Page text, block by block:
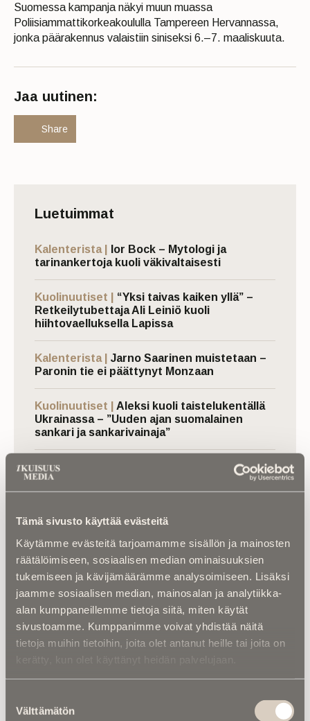
Tämä sivusto käyttää evästeitä
Käytämme evästeitä tarjoamamme sisällön ja mainosten
räätälöimiseen, sosiaalisen median ominaisuuksien
tukemiseen ja kävijämäärämme analysoimiseen. Lisäksi
jaamme sosiaalisen median, mainosalan ja analytiikka-
alan kumppaneillemme tietoja siitä, miten käytät
sivustoamme. Kumppanimme voivat yhdistää näitä
tietoja muihin tietoihin, joita olet antanut heille tai joita on
valinta
Välttämätön
Suomessa kampanja näkyi muun muassa
Poliisiammattikorkeakoululla Tampereen Hervannassa,
jonka päärakennus valaistiin siniseksi 6.–7. maaliskuuta.
Jaa uutinen:
Share
Luetuimmat
Kalenterista |
Ior Bock – Mytologi ja
tarinankertoja kuoli väkivaltaisesti
Kuolinuutiset |
“Yksi taivas kaiken yllä” –
Retkeilytubettaja Ali Leiniö kuoli
hiihtovaelluksella Lapissa
Kalenterista |
Jarno Saarinen muistetaan –
Paronin tie ei päättynyt Monzaan
Kuolinuutiset |
Aleksi kuoli taistelukentällä
Ukrainassa – ”Uuden ajan suomalainen
sankari ja sankarivainaja”
Kuolema koskettaa |
RebelWerksin Aatu
Turpeinen rakentaa romuista muistoja –
“Mulla on ihan kiire elää”
Luitko jo nämä?